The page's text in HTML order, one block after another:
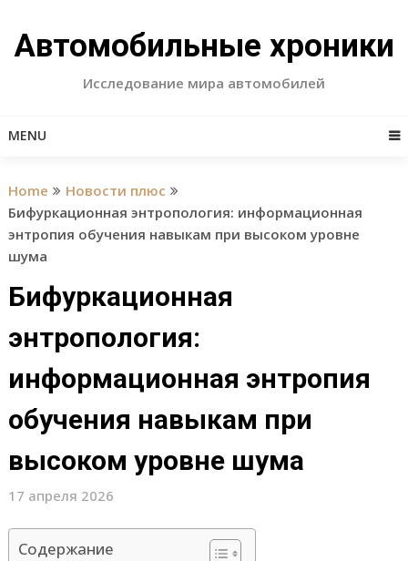
content
Автомобильные хроники
Исследование мира автомобилей
MENU
Home
Новости плюс
Бифуркационная энтропология: информационная
энтропия обучения навыкам при высоком уровне
шума
Бифуркационная
энтропология:
информационная энтропия
обучения навыкам при
высоком уровне шума
17 апреля 2026
Содержание